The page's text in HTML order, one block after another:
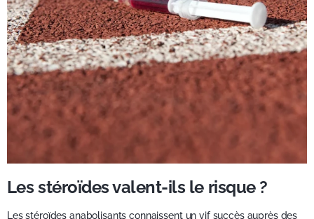
Les stéroïdes valent-ils le risque ?
Les stéroïdes anabolisants connaissent un vif succès auprès des